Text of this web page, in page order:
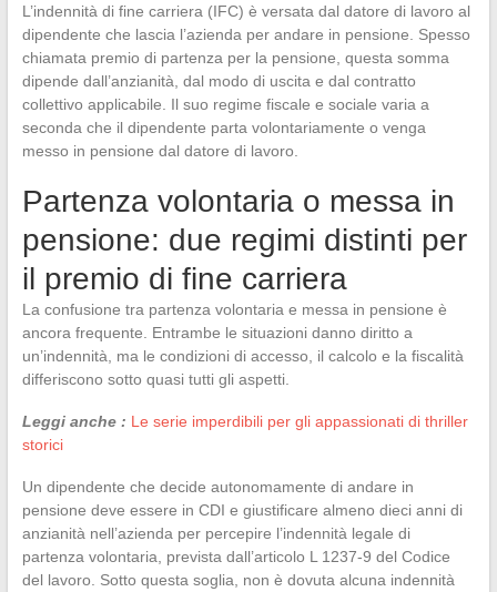
L’indennità di fine carriera (IFC) è versata dal datore di lavoro al
dipendente che lascia l’azienda per andare in pensione. Spesso
chiamata premio di partenza per la pensione, questa somma
dipende dall’anzianità, dal modo di uscita e dal contratto
collettivo applicabile. Il suo regime fiscale e sociale varia a
seconda che il dipendente parta volontariamente o venga
messo in pensione dal datore di lavoro.
Partenza volontaria o messa in
pensione: due regimi distinti per
il premio di fine carriera
La confusione tra partenza volontaria e messa in pensione è
ancora frequente. Entrambe le situazioni danno diritto a
un’indennità, ma le condizioni di accesso, il calcolo e la fiscalità
differiscono sotto quasi tutti gli aspetti.
Leggi anche : Le serie imperdibili per gli appassionati di thriller
storici
Un dipendente che decide autonomamente di andare in
pensione deve essere in CDI e giustificare almeno dieci anni di
anzianità nell’azienda per percepire l’indennità legale di
partenza volontaria, prevista dall’articolo L 1237-9 del Codice
del lavoro. Sotto questa soglia, non è dovuta alcuna indennità